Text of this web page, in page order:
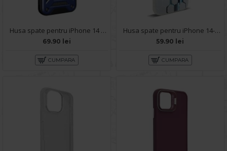
Husa spate pentru iPhone 14 - Slide Case Albastru Inchis
69.90 lei
CUMPARA
Husa spate pentru iPhone 14- Bozo case Alb
59.90 lei
CUMPARA